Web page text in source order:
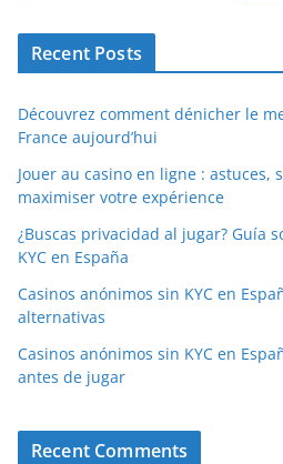
Recent Posts
Découvrez comment dénicher le
France aujourd’hui
Jouer au casino en ligne :
maximiser votre expérience
¿Buscas privacidad al jugar? Guía
KYC en España
Casinos anónimos sin KYC en
alternativas
Casinos anónimos sin KYC en
antes de jugar
Recent Comments